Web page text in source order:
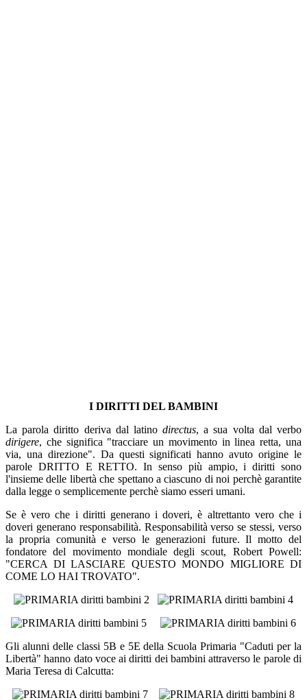
I DIRITTI DEL BAMBINI
La parola diritto deriva dal latinodirectus, a sua volta dal verbo
dirigere, che significa "tracciare un movimento in linea retta, una
via, una direzione". Da questi significati hanno avuto origine le
parole DRITTO E RETTO. In senso più ampio, i diritti sono
l'insieme delle libertà che spettano a ciascuno di noi perchè garantite
dalla legge o semplicemente perchè siamo esseri umani.
Se è vero che i diritti generano i doveri, è altrettanto vero che i
doveri generano responsabilità. Responsabilità verso se stessi, verso
la propria comunità e verso le generazioni future. Il motto del
fondatore del movimento mondiale degli scout, Robert Powell:
"CERCA DI LASCIARE QUESTO MONDO MIGLIORE DI
COME LO HAI TROVATO".
Gli alunni delle classi 5B e 5E della Scuola Primaria "Caduti per la
Libertà" hanno dato voce ai diritti dei bambini attraverso le parole di
Maria Teresa di Calcutta: